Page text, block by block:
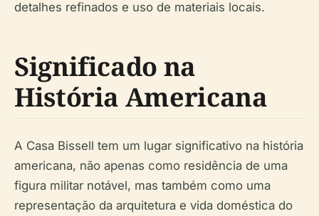
detalhes refinados e uso de materiais locais.
Significado na
História Americana
A Casa Bissell tem um lugar significativo na história
americana, não apenas como residência de uma
figura militar notável, mas também como uma
representação da arquitetura e vida doméstica do